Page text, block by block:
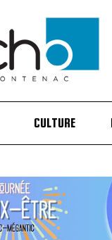
CULTURE